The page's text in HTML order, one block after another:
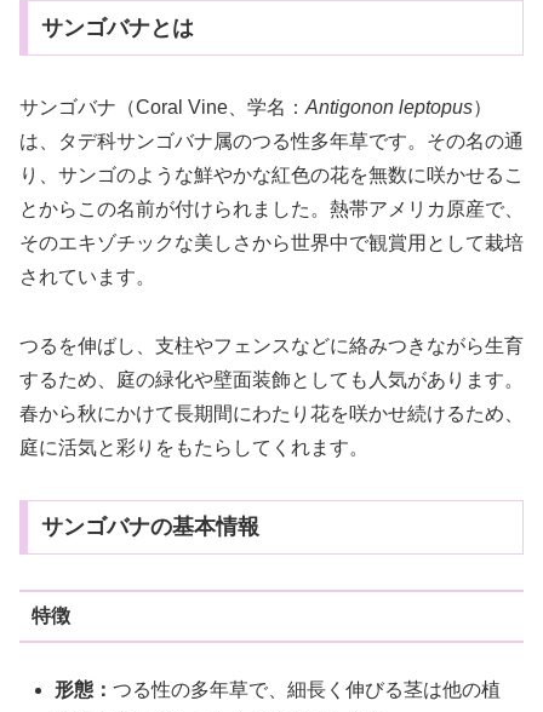
サンゴバナとは
サンゴバナ（Coral Vine、学名： Antigonon leptopus）
は、タデ科サンゴバナ属のつる性多年草です。その名の通
り、サンゴのような鮮やかな紅色の花を無数に咲かせるこ
とからこの名前が付けられました。熱帯アメリカ原産で、
そのエキゾチックな美しさから世界中で観賞用として栽培
されています。
つるを伸ばし、支柱やフェンスなどに絡みつきながら生育
するため、庭の緑化や壁面装飾としても人気があります。
春から秋にかけて長期間にわたり花を咲かせ続けるため、
庭に活気と彩りをもたらしてくれます。
サンゴバナの基本情報
特徴
形態：つる性の多年草で、細長く伸びる茎は他の植